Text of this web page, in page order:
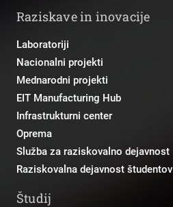
Raziskave in inovacije
Laboratoriji
Nacionalni projekti
Mednarodni projekti
EIT Manufacturing Hub
Infrastrukturni center
Oprema
Služba za raziskovalno dejavnost
Raziskovalna dejavnost študentov
Študij